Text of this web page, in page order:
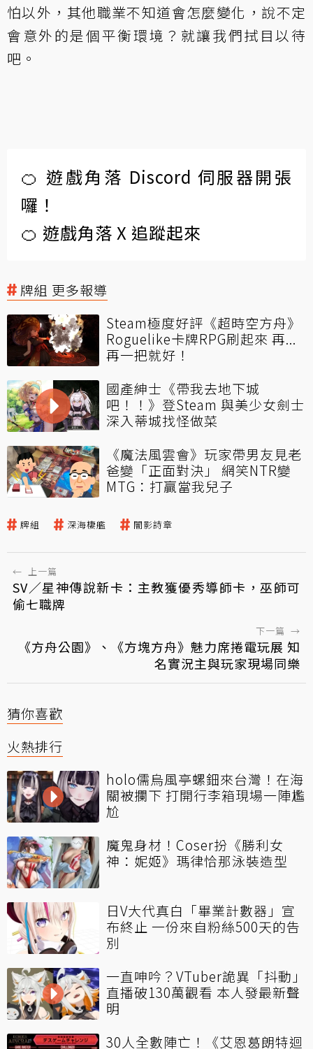
怕以外，其他職業不知道會怎麼變化，說不定
會意外的是個平衡環境？就讓我們拭目以待
吧。
🍊 遊戲角落 Discord 伺服器開張
囉！
🍊 遊戲角落 X 追蹤起來
牌組 更多報導
Steam極度好評《超時空方舟》
Roguelike卡牌RPG刷起來 再...
再一把就好！
國產紳士《帶我去地下城
吧！！》登Steam 與美少女劍士
深入蒂城找怪做菜
《魔法風雲會》玩家帶男友見老
爸變「正面對決」 網笑NTR變
MTG：打贏當我兒子
牌組 深海棲艦 闇影詩章
← 上一篇
SV／星神傳說新卡：主教獲優秀導師卡，巫師可
偷七職牌
下一篇 →
《方舟公園》、《方塊方舟》魅力席捲電玩展 知
名實況主與玩家現場同樂
猜你喜歡
火熱排行
holo儒烏風亭螺鈿來台灣！在海
關被攔下 打開行李箱現場一陣尷
尬
魔鬼身材！Coser扮《勝利女
神：妮姬》瑪律恰那泳裝造型
日V大代真白「畢業計數器」宣
布終止 一份來自粉絲500天的告
別
一直呻吟？VTuber詭異「抖動」
直播破130萬觀看 本人發最新聲
明
30人全數陣亡！《艾恩葛朗特迴